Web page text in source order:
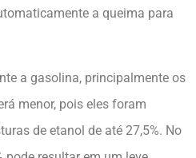
a queima para
a gasolina, principalmente os
menor, pois eles foram
de etanol de até 27,5%. No